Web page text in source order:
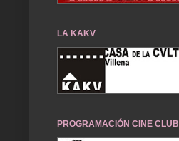
LA KAKV
PROGRAMACIÓN CINE CLUB